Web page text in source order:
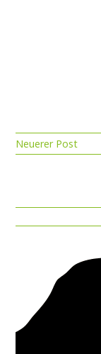
Neuerer Post